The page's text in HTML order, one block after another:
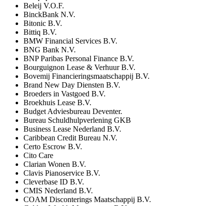
Beleij V.O.F.
BinckBank N.V.
Bitonic B.V.
Bittiq B.V.
BMW Financial Services B.V.
BNG Bank N.V.
BNP Paribas Personal Finance B.V.
Bourguignon Lease & Verhuur B.V.
Bovemij Financieringsmaatschappij B.V.
Brand New Day Diensten B.V.
Broeders in Vastgoed B.V.
Broekhuis Lease B.V.
Budget Adviesbureau Deventer.
Bureau Schuldhulpverlening GKB
Business Lease Nederland B.V.
Caribbean Credit Bureau N.V.
Certo Escrow B.V.
Cito Care
Clarian Wonen B.V.
Clavis Pianoservice B.V.
Cleverbase ID B.V.
CMIS Nederland B.V.
COAM Disconterings Maatschappij B.V.